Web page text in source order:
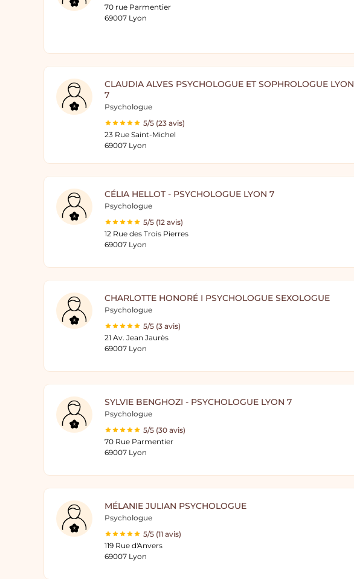
70 rue Parmentier
69007 Lyon
CLAUDIA ALVES PSYCHOLOGUE ET SOPHROLOGUE LYON
7
Psychologue
5/5 (23 avis)
23 Rue Saint-Michel
69007 Lyon
CÉLIA HELLOT - PSYCHOLOGUE LYON 7
Psychologue
5/5 (12 avis)
12 Rue des Trois Pierres
69007 Lyon
CHARLOTTE HONORÉ I PSYCHOLOGUE SEXOLOGUE
Psychologue
5/5 (3 avis)
21 Av. Jean Jaurès
69007 Lyon
SYLVIE BENGHOZI - PSYCHOLOGUE LYON 7
Psychologue
5/5 (30 avis)
70 Rue Parmentier
69007 Lyon
MÉLANIE JULIAN PSYCHOLOGUE
Psychologue
5/5 (11 avis)
119 Rue d'Anvers
69007 Lyon